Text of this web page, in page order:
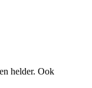
helder. Ook